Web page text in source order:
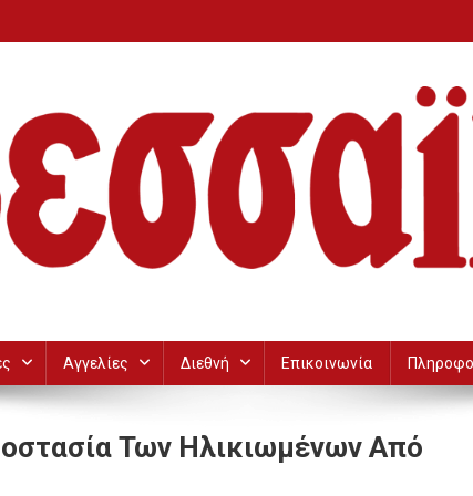
Αγγελίες Διεθνή Επικοινωνία
Των Ηλικιωμένων Από